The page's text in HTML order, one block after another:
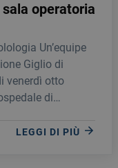
operatoria
Un’equipe
Giglio di
venerdì otto
di
cura per il
LEGGI DI PIÙ